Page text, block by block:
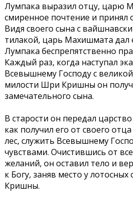
Лумпака выразил отцу, царю
смиренное почтение и принял
Видя своего сына с
тилакой, царь Махишмата дал
Лумпака беспрепятственно
Каждый раз, когда наступал
Всевышнему Господу с
милости Шри Кришны он
замечательного сына.
В старости он передал
как получил его от своего
лес, служить Всевышнему
чувствами. Очистившись от
желаний, он оставил тело и
к Богу, заняв место у
Кришны.